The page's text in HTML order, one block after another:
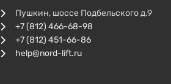
Пушкин, шоссе Подбельского д.9
+7 (812) 466-68-98
+7 (812) 451-66-86
help@nord-lift.ru